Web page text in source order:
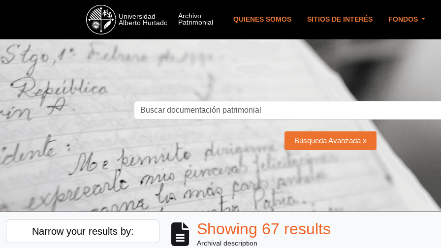
QUIENES SOMOS SITIOS DE INTERÉS FONDOS
Búsqueda Avanzada »
Narrow your results by: Showing 67 results
Archival description